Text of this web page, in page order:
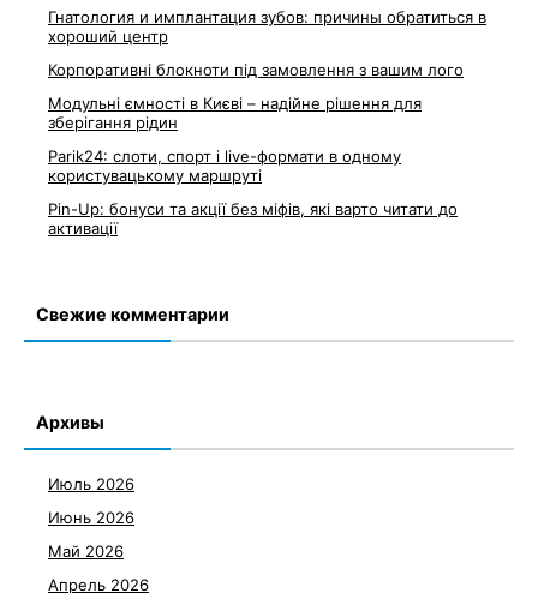
Гнатология и имплантация зубов: причины обратиться в
хороший центр
Корпоративні блокноти під замовлення з вашим лого
Модульні ємності в Києві – надійне рішення для
зберігання рідин
Parik24: слоти, спорт і live-формати в одному
користувацькому маршруті
Pin-Up: бонуси та акції без міфів, які варто читати до
активації
Свежие комментарии
Архивы
Июль 2026
Июнь 2026
Май 2026
Апрель 2026